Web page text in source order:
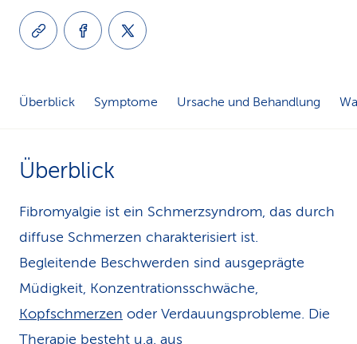
Überblick Symptome Ursache und Behandlung
Überblick
Fibromyalgie ist ein Schmerzsyndrom, das durch
diffuse Schmerzen charakterisiert ist.
Begleitende Beschwerden sind ausgeprägte
Müdigkeit, Konzentrationsschwäche,
Kopfschmerzen oder Verdauungsprobleme. Die
Therapie besteht u.a. aus